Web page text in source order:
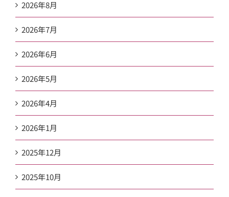
2026年8月
2026年7月
2026年6月
2026年5月
2026年4月
2026年1月
2025年12月
2025年10月